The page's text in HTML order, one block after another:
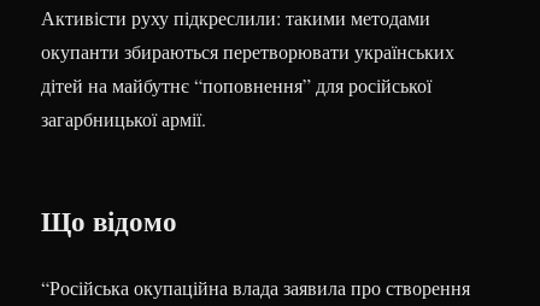
Активісти руху підкреслили: такими методами
окупанти збираються перетворювати українських
дітей на майбутнє “поповнення” для російської
загарбницької армії.
Що відомо
“Російська окупаційна влада заявила про створення